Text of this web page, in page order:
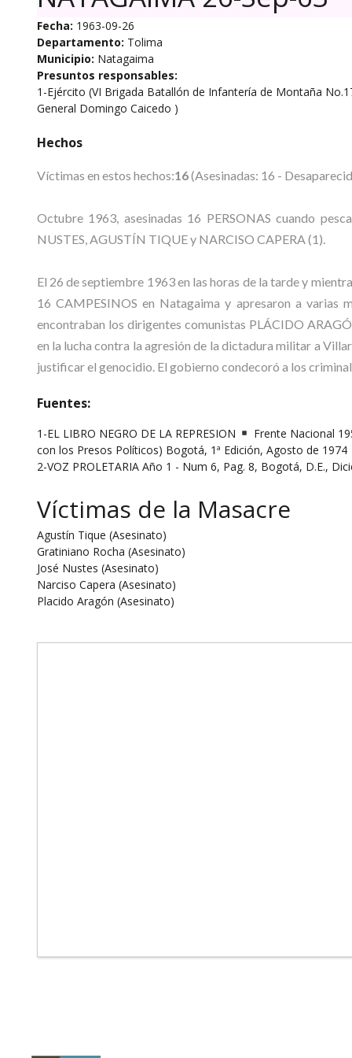
Fecha: 1963-09-26
Departamento: Tolima
Municipio: Natagaima
Presuntos responsables:
1-Ejército (VI Brigada Batallón de Infantería de Montaña
General Domingo Caicedo )
Hechos
Víctimas en estos hechos:16(Asesinadas: 16 -
Octubre 1963, asesinadas 16 PERSONAS cuando
NUSTES, AGUSTÍN TIQUE y NARCISO CAPERA (1).
El 26 de septiembre 1963 en las horas de la tarde y
16 CAMPESINOS en Natagaima y apresaron a varias
encontraban los dirigentes comunistas PLÁCIDO
en la lucha contra la agresión de la dictadura militar a
justificar el genocidio. El gobierno condecoró a los
Fuentes:
1-EL LIBRO NEGRO DE LA REPRESION
Frente Nacional
con los Presos Políticos) Bogotá, 1ª Edición, Agosto de 1974
2-VOZ PROLETARIA Año 1 - Num 6, Pag. 8, Bogotá, D.E.,
Víctimas de la Masacre
Agustín Tique (Asesinato)
Gratiniano Rocha (Asesinato)
José Nustes (Asesinato)
Narciso Capera (Asesinato)
Placido Aragón (Asesinato)